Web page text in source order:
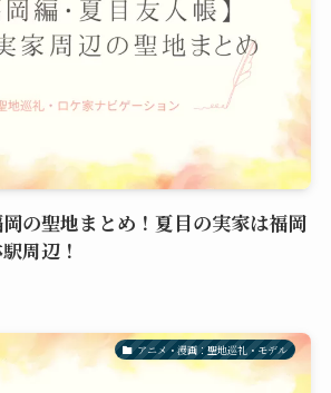
岡の聖地まとめ！夏目の実家は福岡
周辺！
アニメ・漫画：聖地巡礼・モデル